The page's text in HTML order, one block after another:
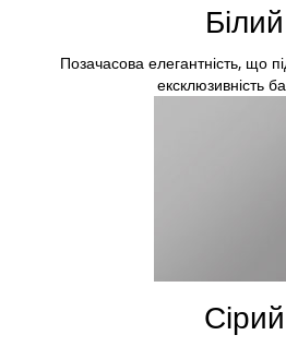
Білий
Позачасова елегантність, що
ексклюзивність
Сірий